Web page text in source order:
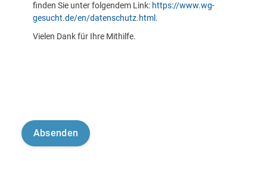
finden Sie unter folgendem Link: https://www.wg-
gesucht.de/en/datenschutz.html .
Vielen Dank für Ihre Mithilfe.